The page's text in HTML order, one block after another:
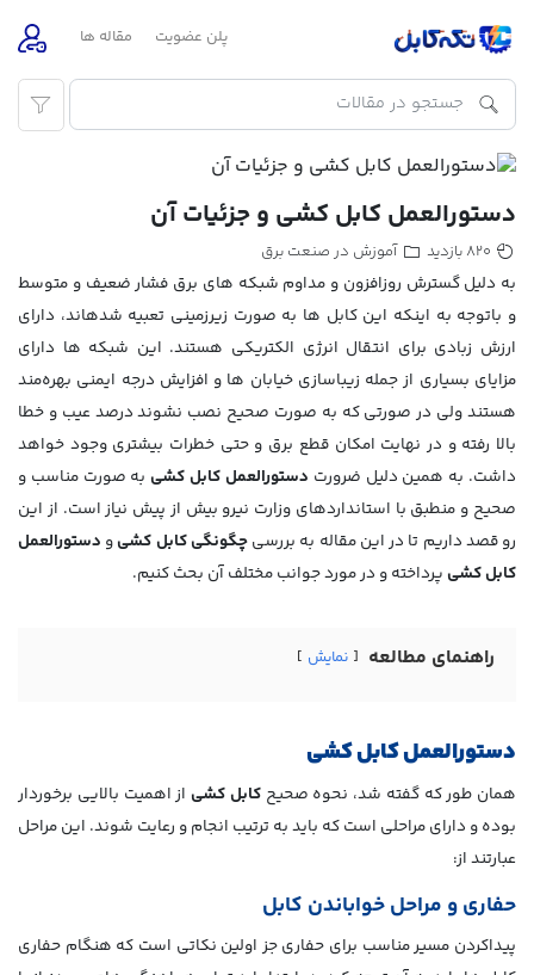
پلن عضویت مقاله ها
دستورالعمل کابل کشی و جزئیات آن
آموزش در صنعت برق
به دلیل گسترش روزافزون و مداوم شبکه­ های برق فشار ضعیف و متوسط
و باتوجه به اینکه این کابل­ ها به صورت زیرزمینی تعبیه شده­اند، دارای
ارزش زبادی برای انتقال انرژی الکتریکی هستند. این شبکه ها دارای
مزایای بسیاری از جمله زیباسازی خیابان­ ها و افزایش درجه ایمنی بهره‌مند
هستند ولی در صورتی­ که به صورت صحیح نصب نشوند درصد عیب و خطا
بالا رفته و در نهایت امکان قطع برق و حتی خطرات بیشتری وجود خواهد
داشت. به همین دلیل ضرورت دستورالعمل کابل کشی به صورت مناسب و
صحیح و منطبق با استانداردهای وزارت نیرو بیش از پیش نیاز است. از این
رو قصد داریم تا در این مقاله به بررسیچگونگی کابل کشیو دستورالعمل
کابل کشی پرداخته و در مورد جوانب مختلف آن بحث کنیم.
راهنمای مطالعه نمایش
دستورالعمل کابل کشی
همان طور که گفته شد، نحوه صحیحکابل کشی از اهمیت بالایی برخوردار
بوده و دارای مراحلی است که باید به ترتیب انجام و رعایت شوند. این مراحل
عبارتند از:
حفاری و مراحل خواباندن کابل
پیداکردن مسیر مناسب برای حفاری جز اولین نکاتی است که هنگام حفاری